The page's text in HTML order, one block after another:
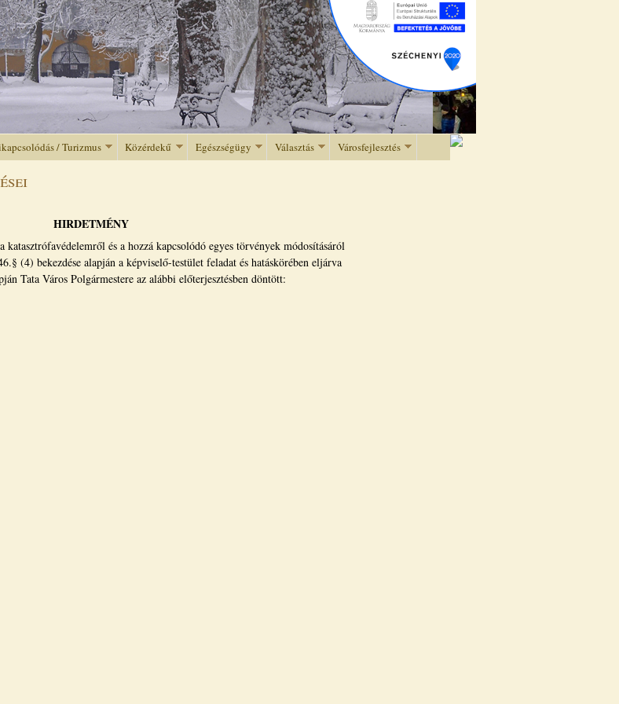
Jump to navigation
/ Turizmus Közérdekű Egészségügy Választás Városfejlesztés
HIRDETMÉNY
és a hozzá kapcsolódó egyes törvények módosításáról
(4) bekezdése alapján a képviselő-testület feladat és hatáskörében eljárva
Tata Város Polgármestere az alábbi előterjesztésben döntött: